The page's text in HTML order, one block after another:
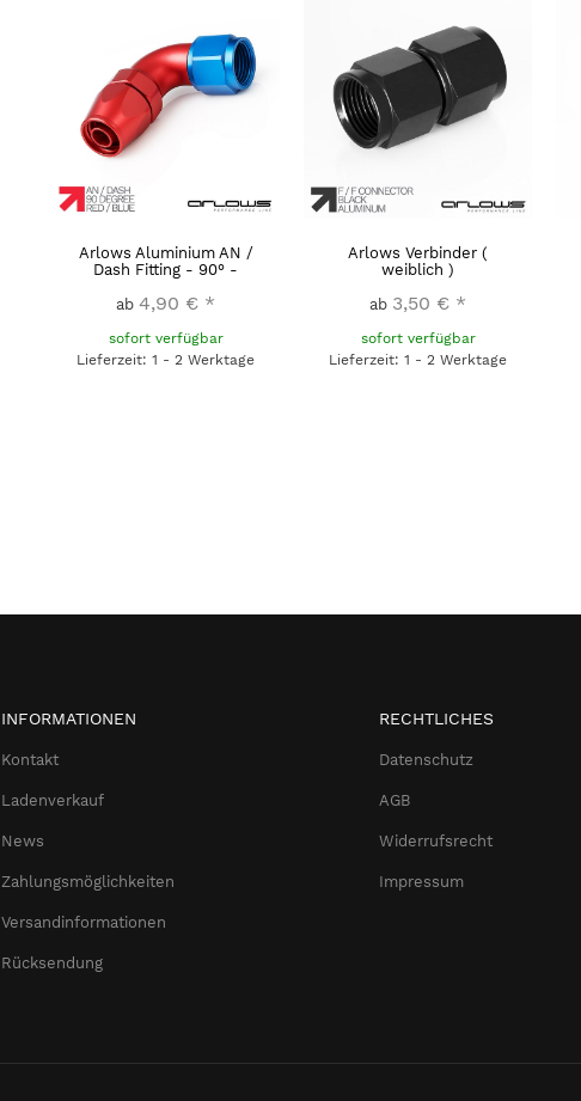
Arlows Aluminium AN /
Dash Fitting - 90° -
ab 4,90 € *
sofort verfügbar
Lieferzeit: 1 - 2 Werktage
Arlows Verbinder (
weiblich )
ab 3,50 € *
sofort verfügbar
Lieferzeit: 1 - 2 Werktage
INFORMATIONEN
Kontakt
Ladenverkauf
News
Zahlungsmöglichkeiten
Versandinformationen
Rücksendung
RECHTLICHES
Datenschutz
AGB
Widerrufsrecht
Impressum